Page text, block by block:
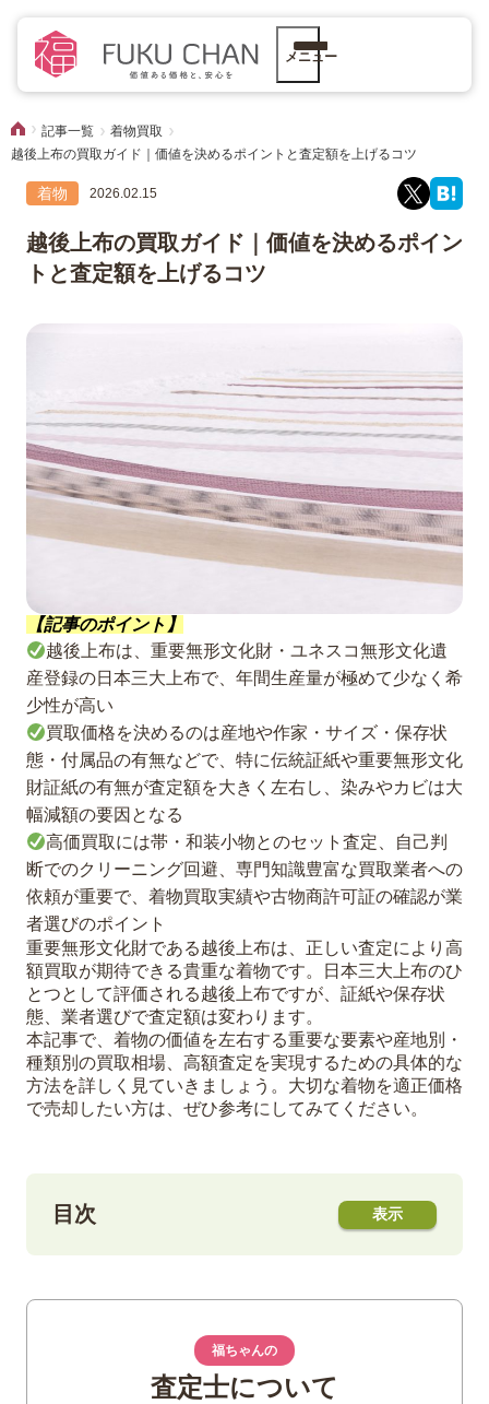
メニュー
記事一覧
着物買取
越後上布の買取ガイド｜価値を決めるポイントと査定額を上げるコツ
着物 2026.02.15
越後上布の買取ガイド｜価値を決めるポイン
トと査定額を上げるコツ
【記事のポイント】
越後上布は、重要無形文化財・ユネスコ無形文化遺
産登録の日本三大上布で、年間生産量が極めて少なく希
少性が高い
買取価格を決めるのは産地や作家・サイズ・保存状
態・付属品の有無などで、特に伝統証紙や重要無形文化
財証紙の有無が査定額を大きく左右し、染みやカビは大
幅減額の要因となる
高価買取には帯・和装小物とのセット査定、自己判
断でのクリーニング回避、専門知識豊富な買取業者への
依頼が重要で、着物買取実績や古物商許可証の確認が業
者選びのポイント
重要無形文化財である越後上布は、正しい査定により高
額買取が期待できる貴重な着物です。日本三大上布のひ
とつとして評価される越後上布ですが、証紙や保存状
態、業者選びで査定額は変わります。
本記事で、着物の価値を左右する重要な要素や産地別・
種類別の買取相場、高額査定を実現するための具体的な
方法を詳しく見ていきましょう。大切な着物を適正価格
で売却したい方は、ぜひ参考にしてみてください。
目次
越後上布の代表的な技法と見分け方
証紙と落款で確認する越後上布の真贋
福ちゃんの
査定士について